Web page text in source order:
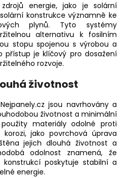
energie, jako je solární
konstrukce významně ke
plynů. Tyto systémy
alternativu k fosilním
stopu spojenou s výrobou a
přístup je klíčový pro dosažení
rozvoje.
životnost
jsou navrhovány a
životnost a minimální
materiály odolné proti
jako povrchová úprava
jejich dlouhá životnost a
odolnost znamená, že
poskytuje stabilní a
energie.